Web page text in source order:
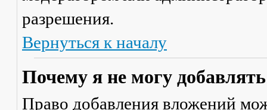
разрешения.
Вернуться к началу
Почему я не могу
Право добавления вложений